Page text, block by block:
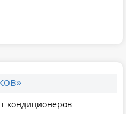
кондиционеров